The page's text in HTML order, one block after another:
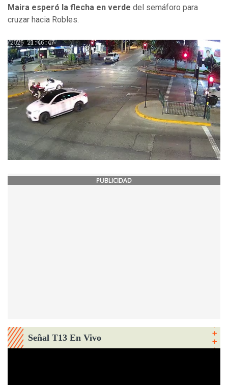
Maira esperó la flecha en verde del semáforo para
cruzar hacia Robles.
PUBLICIDAD
Señal T13 En Vivo